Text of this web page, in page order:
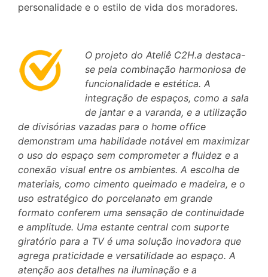
personalidade e o estilo de vida dos moradores.
O projeto do Ateliê C2H.a destaca-
se pela combinação harmoniosa de
funcionalidade e estética. A
integração de espaços, como a sala
de jantar e a varanda, e a utilização
de divisórias vazadas para o home office
demonstram uma habilidade notável em maximizar
o uso do espaço sem comprometer a fluidez e a
conexão visual entre os ambientes. A escolha de
materiais, como cimento queimado e madeira, e o
uso estratégico do porcelanato em grande
formato conferem uma sensação de continuidade
e amplitude. Uma estante central com suporte
giratório para a TV é uma solução inovadora que
agrega praticidade e versatilidade ao espaço. A
atenção aos detalhes na iluminação e a